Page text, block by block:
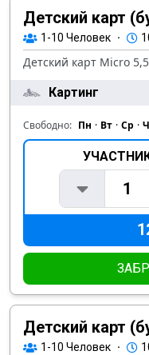
Детский карт
1-10 Человек ·
Детский карт Micro
Картинг
Свободно: Пн · Вт · Ср ·
1
Детский карт
1-10 Человек ·